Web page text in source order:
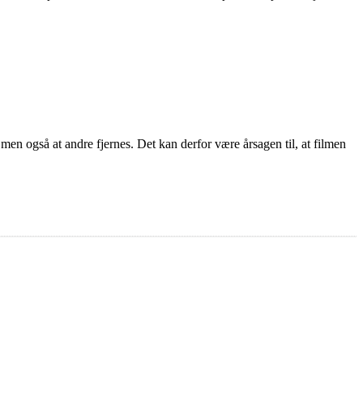
også at andre fjernes. Det kan derfor være årsagen til, at filmen